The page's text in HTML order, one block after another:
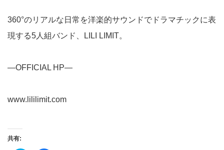
360°のリアルな日常を洋楽的サウンドでドラマチックに表
現する5人組バンド、LILI LIMIT。
―OFFICIAL HP―
www.lililimit.com
共有: